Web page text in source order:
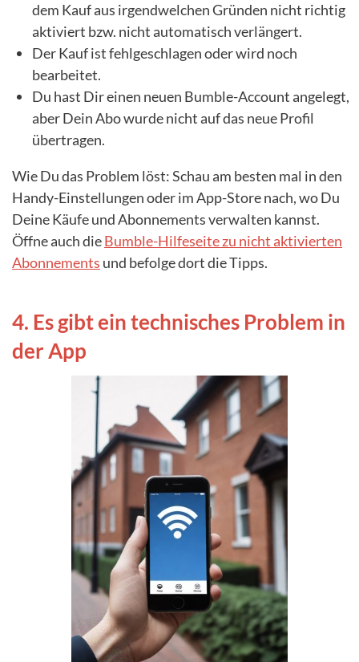
dem Kauf aus irgendwelchen Gründen nicht richtig
aktiviert bzw. nicht automatisch verlängert.
Der Kauf ist fehlgeschlagen oder wird noch
bearbeitet.
Du hast Dir einen neuen Bumble-Account angelegt,
aber Dein Abo wurde nicht auf das neue Profil
übertragen.
Wie Du das Problem löst: Schau am besten mal in den
Handy-Einstellungen oder im App-Store nach, wo Du
Deine Käufe und Abonnements verwalten kannst.
Öffne auch dieBumble-Hilfeseite zu nicht aktivierten
Abonnements und befolge dort die Tipps.
4. Es gibt ein technisches Problem in
der App